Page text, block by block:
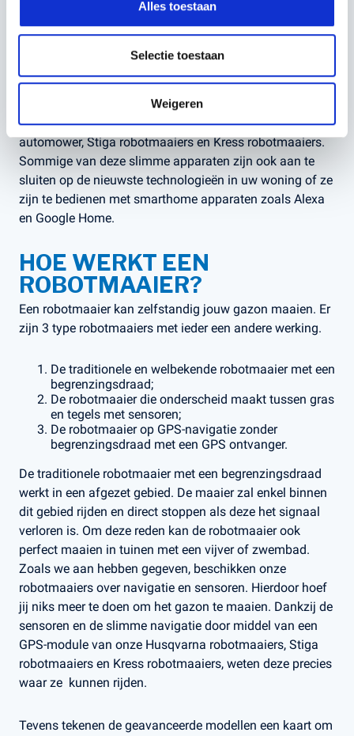
Alles toestaan
Selectie toestaan
Weigeren
Naast de navigatie en de sensoren beschikken veel
robotmaaiers over andere handige instellingen, zoals een
beregeningsschema en het maaischema perfect op
elkaar afstemmen. Robotmaaiers die voorzien zijn van
een dergelijke timer zijn bijvoorbeeld de Husqvarna
automower, Stiga robotmaaiers en Kress robotmaaiers.
Sommige van deze slimme apparaten zijn ook aan te
sluiten op de nieuwste technologieën in uw woning of ze
zijn te bedienen met smarthome apparaten zoals Alexa
en Google Home.
HOE WERKT EEN
ROBOTMAAIER?
Een robotmaaier kan zelfstandig jouw gazon maaien. Er
zijn 3 type robotmaaiers met ieder een andere werking.
De traditionele en welbekende robotmaaier met een
begrenzingsdraad;
De robotmaaier die onderscheid maakt tussen gras
en tegels met sensoren;
De robotmaaier op GPS-navigatie zonder
begrenzingsdraad met een GPS ontvanger.
De traditionele robotmaaier met een begrenzingsdraad
werkt in een afgezet gebied. De maaier zal enkel binnen
dit gebied rijden en direct stoppen als deze het signaal
verloren is. Om deze reden kan de robotmaaier ook
perfect maaien in tuinen met een vijver of zwembad.
Zoals we aan hebben gegeven, beschikken onze
robotmaaiers over navigatie en sensoren. Hierdoor hoef
jij niks meer te doen om het gazon te maaien. Dankzij de
sensoren en de slimme navigatie door middel van een
GPS-module van onze Husqvarna robotmaaiers, Stiga
robotmaaiers en Kress robotmaaiers, weten deze precies
waar ze kunnen rijden.
Tevens tekenen de geavanceerde modellen een kaart om